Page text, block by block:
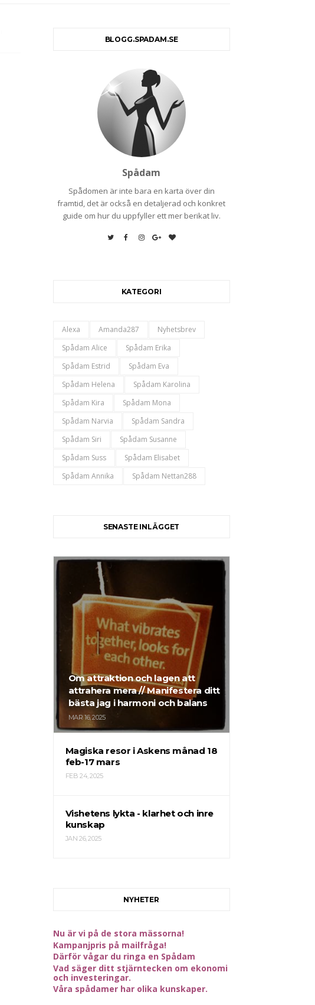
BLOGG.SPADAM.SE
Spådam
Spådomen är inte bara en karta över din
framtid, det är också en detaljerad och konkret
guide om hur du uppfyller ett mer berikat liv.
KATEGORI
Alexa Amanda287
Nyhetsbrev
Spådam Alice
Spådam Erika
Spådam Estrid
Spådam Eva
Spådam Helena
Spådam Karolina
Spådam Kira
Spådam Mona
Spådam Narvia
Spådam Sandra
Spådam Siri
Spådam Susanne
Spådam Suss
Spådam Elisabet
Spådam Annika
Spådam Nettan288
SENASTE INLÄGGET
Om attraktion och lagen att
attrahera mera // Manifestera ditt
bästa jag i harmoni och balans
MAR 16, 2025
Magiska resor i Askens månad 18
feb-17 mars
FEB 24, 2025
Vishetens lykta - klarhet och inre
kunskap
JAN 26, 2025
NYHETER
Nu är vi på de stora mässorna!
Kampanjpris på mailfråga!
Därför vågar du ringa en Spådam
Vad säger ditt stjärntecken om ekonomi
och investeringar.
Våra spådamer har olika kunskaper.